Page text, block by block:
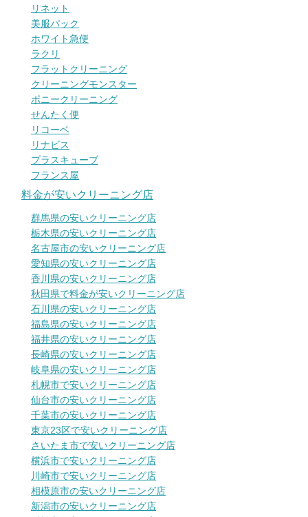
リネット
美服パック
ホワイト急便
ラクリ
フラットクリーニング
クリーニングモンスター
ポニークリーニング
せんたく便
リコーベ
リナビス
プラスキューブ
フランス屋
料金が安いクリーニング店
群馬県の安いクリーニング店
栃木県の安いクリーニング店
名古屋市の安いクリーニング店
愛知県の安いクリーニング店
香川県の安いクリーニング店
秋田県で料金が安いクリーニング店
石川県の安いクリーニング店
福島県の安いクリーニング店
福井県の安いクリーニング店
長崎県の安いクリーニング店
岐阜県の安いクリーニング店
札幌市で安いクリーニング店
仙台市の安いクリーニング店
千葉市の安いクリーニング店
東京23区で安いクリーニング店
さいたま市で安いクリーニング店
横浜市で安いクリーニング店
川崎市で安いクリーニング店
相模原市の安いクリーニング店
新潟市の安いクリーニング店